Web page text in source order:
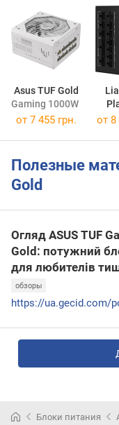
Asus TUF Gold
Gaming 1000W White
от 7 455 грн. от 8
Полезные
Gold
Огляд ASUS TUF
Gold: потужний
для любителів
обзоры
Блоки питания